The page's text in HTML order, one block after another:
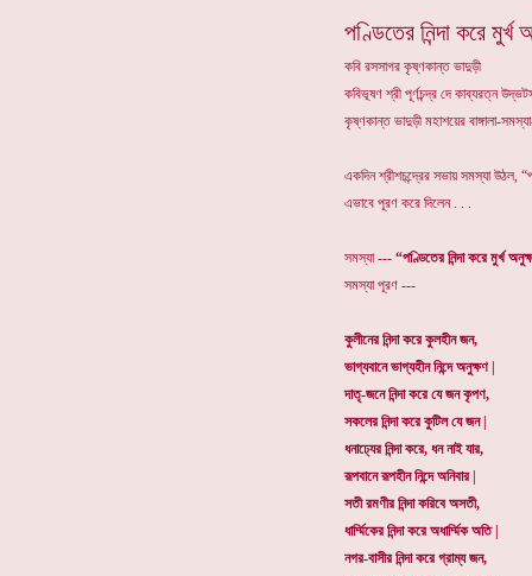
পণ্ডিতের নিন্দা করে মুর্খ
কবি রসসাগর কৃষ্ণকান্ত ভাদুড়ী
কবিভূষণ শ্রী পূর্ণচন্দ্র দে কাব্যরত্ন
কৃষ্ণকান্ত ভাদুড়ী মহাশয়ের বাঙ্গালা-
একদিন শ্রীশচন্দ্রের সভায় সমস্যা উঠল,
এভাবে পূরণ করে দিলেন . . .
সমস্যা --- “পণ্ডিতের নিন্দা করে মুর্খ
সমস্যা পূরণ ---
কুলীনের নিন্দা করে কুলহীন জন,
ভাগ্যবানে ভাগ্যহীন নিন্দে অনুক্ষণ |
দাতৃ-জনে নিন্দা করে যে জন কৃপণ,
সকলের নিন্দা করে কুটিল যে জন |
ধনাঢ্যের নিন্দা করে, ধন নাই যার,
রূপবানে রূপহীন নিন্দে অনিবার |
সতী রমণীর নিন্দা করিবে অসতী,
ধার্ম্মিকের নিন্দা করে অধার্ম্মিক অতি |
নগর-বাসীর নিন্দা করে গ্রাম্য জন,